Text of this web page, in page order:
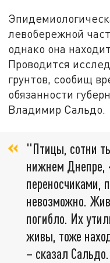
левобережной
однако она
Проводится
грунтов, сообищ
обязанности
Владимир Сальдо.
"Птицы, сотни
нижнем Днепре,
переносчиками,
невозможно.
погибло. Их
живы, тоже
– сказал Сальдо.